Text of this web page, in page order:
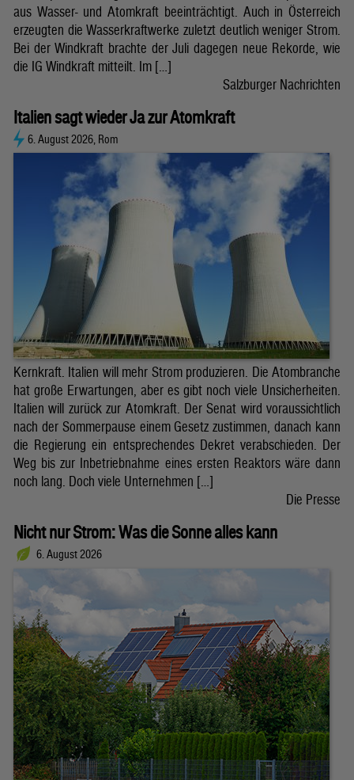
aus Wasser- und Atomkraft beeinträchtigt. Auch in Österreich
erzeugten die Wasserkraftwerke zuletzt deutlich weniger Strom.
Bei der Windkraft brachte der Juli dagegen neue Rekorde, wie
die IG Windkraft mitteilt. Im […]
Salzburger Nachrichten
Italien sagt wieder Ja zur Atomkraft
6. August 2026, Rom
Kernkraft. Italien will mehr Strom produzieren. Die Atombranche
hat große Erwartungen, aber es gibt noch viele Unsicherheiten.
Italien will zurück zur Atomkraft. Der Senat wird voraussichtlich
nach der Sommerpause einem Gesetz zustimmen, danach kann
die Regierung ein entsprechendes Dekret verabschieden. Der
Weg bis zur Inbetriebnahme eines ersten Reaktors wäre dann
noch lang. Doch viele Unternehmen […]
Die Presse
Nicht nur Strom: Was die Sonne alles kann
6. August 2026